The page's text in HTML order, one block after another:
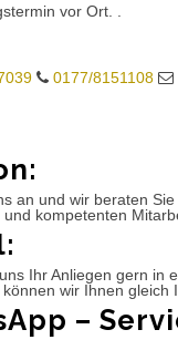
vor Ort. .
0177/8151108
an und wir beraten
kompetenten
Ihr Anliegen gern in
wir Ihnen gleich
–